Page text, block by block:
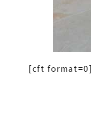
[cft format=0]